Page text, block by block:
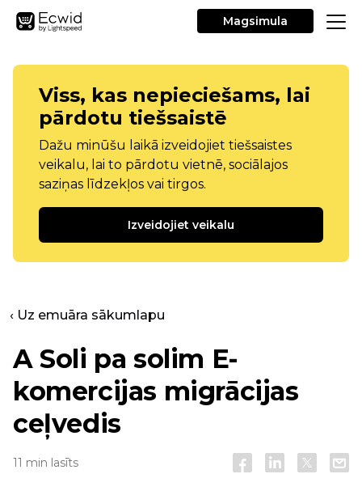
Magsimula
Viss, kas nepieciešams, lai
pārdotu tiešsaistē
Dažu minūšu laikā izveidojiet tiešsaistes
veikalu, lai to pārdotu vietnē, sociālajos
saziņas līdzekļos vai tirgos.
Izveidojiet veikalu
‹ Uz emuāra sākumlapu
ASoli pa solim E-
komercijas migrācijas
ceļvedis
11 min lasīts